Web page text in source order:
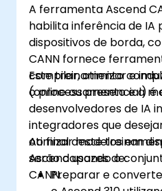
A ferramenta Ascend
habilita inferência de IA
dispositivos de borda,
CANN fornece
compilar, otimizar e
o processamento e a
Este treinamento
(online ou presencial) é
desenvolvedores de IA
integradores que
otimizar modelos em
Ascend usando o
CANN.
Ao final deste
serão capazes de:
Preparar e